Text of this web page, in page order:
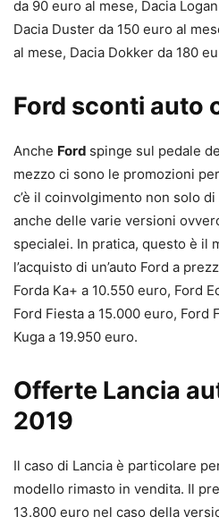
da 90 euro al mese, Dacia
Dacia Duster da 150 euro al
al mese, Dacia Dokker da 180
Ford sconti auto
Anche Ford spinge sul pedale
mezzo ci sono le promozioni
c’è il coinvolgimento non solo
anche delle varie versioni
specialei. In pratica, questo è il
l’acquisto di un’auto Ford a
Forda Ka+ a 10.550 euro, Ford
Ford Fiesta a 15.000 euro, Ford
Kuga a 19.950 euro.
Offerte Lancia
2019
Il caso di Lancia è particolare
modello rimasto in vendita. Il
13.800 euro nel caso della